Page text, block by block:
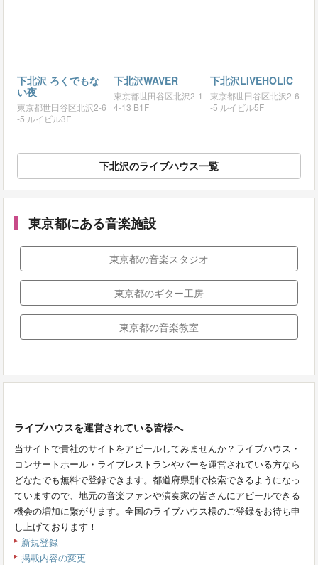
下北沢 ろくでもな
い夜
東京都世田谷区北沢2-6
-5 ルイビル3F
下北沢WAVER
東京都世田谷区北沢2-1
4-13 B1F
下北沢LIVEHOLIC
東京都世田谷区北沢2-6
-5 ルイビル5F
下北沢のライブハウス一覧
東京都にある音楽施設
東京都の音楽スタジオ
東京都のギター工房
東京都の音楽教室
ライブハウスを運営されている皆様へ
当サイトで貴社のサイトをアピールしてみませんか？ライブハウス・
コンサートホール・ライブレストランやバーを運営されている方なら
どなたでも無料で登録できます。都道府県別で検索できるようになっ
ていますので、地元の音楽ファンや演奏家の皆さんにアピールできる
機会の増加に繋がります。全国のライブハウス様のご登録をお待ち申
し上げております！
新規登録
掲載内容の変更